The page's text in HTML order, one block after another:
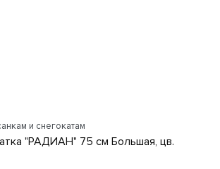
и снегокатам
"РАДИАН" 75 см Большая, цв.